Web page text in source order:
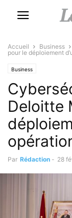
Accueil Business
pour le déploiement
Business
Deloitte
Par Rédaction - 28